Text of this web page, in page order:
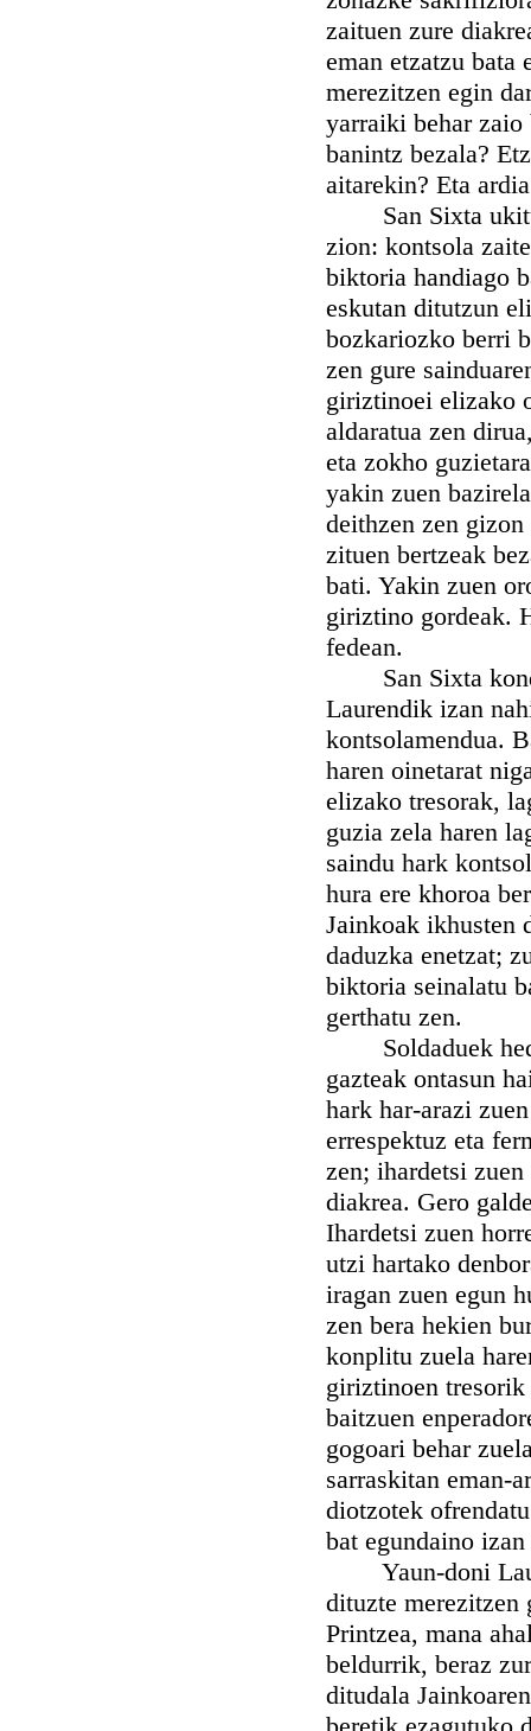
zaituen zure
eman etzatzu bata
merezitzen egin
yarraiki behar zaio
banintz bezala?
aitarekin? Eta
San Sixta ukitua
zion: kontsola
biktoria handiago
eskutan ditutzun
bozkariozko berri
zen gure
giriztinoei elizako
aldaratua zen
eta zokho
yakin zuen
deithzen zen
zituen bertzeak
bati. Yakin zuen
giriztino gordeak.
fedean.
San Sixta
Laurendik izan
kontsolamendua.
haren oinetarat
elizako tresorak,
guzia zela haren
saindu hark
hura ere khoroa
Jainkoak ikhusten
daduzka enetzat;
biktoria seinalatu
gerthatu zen.
Soldaduek
gazteak ontasun
hark har-arazi
errespektuz eta
zen; ihardetsi
diakrea. Gero
Ihardetsi zuen
utzi hartako
iragan zuen egun
zen bera hekien
konplitu zuela
giriztinoen
baitzuen
gogoari behar
sarraskitan eman-
diotzotek
bat egundaino
Yaun-doni
dituzte merezitzen
Printzea, mana
beldurrik, beraz
ditudala